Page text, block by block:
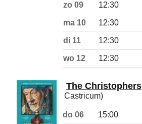
zo 09 12:30
ma 10 12:30
di 11 12:30
wo 12 12:30
The Christophers
Castricum)
do 06 15:00